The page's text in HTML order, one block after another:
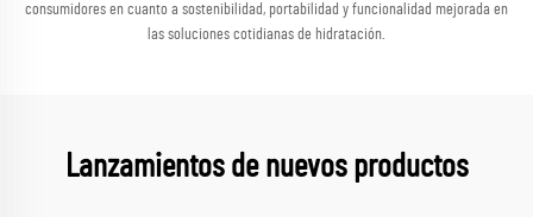
consumidores en cuanto a sostenibilidad, portabilidad y funcionalidad mejorada en
las soluciones cotidianas de hidratación.
Lanzamientos de nuevos productos